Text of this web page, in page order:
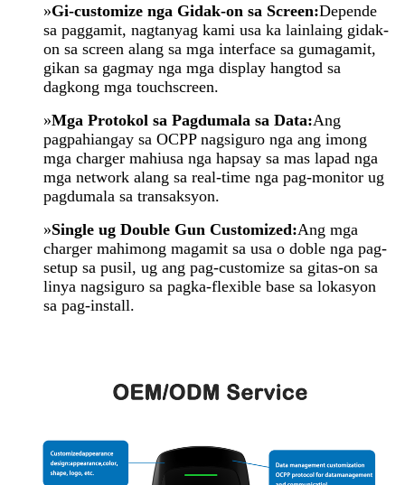
»Gi-customize nga Gidak-on sa Screen:Depende
sa paggamit, nagtanyag kami usa ka lainlaing gidak-
on sa screen alang sa mga interface sa gumagamit,
gikan sa gagmay nga mga display hangtod sa
dagkong mga touchscreen.
»Mga Protokol sa Pagdumala sa Data:Ang
pagpahiangay sa OCPP nagsiguro nga ang imong
mga charger mahiusa nga hapsay sa mas lapad nga
mga network alang sa real-time nga pag-monitor ug
pagdumala sa transaksyon.
»Single ug Double Gun Customized:Ang mga
charger mahimong magamit sa usa o doble nga pag-
setup sa pusil, ug ang pag-customize sa gitas-on sa
linya nagsiguro sa pagka-flexible base sa lokasyon
sa pag-install.